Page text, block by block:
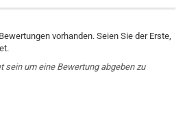
vorhanden. Seien Sie der Erste,
sein um eine Bewertung abgeben zu